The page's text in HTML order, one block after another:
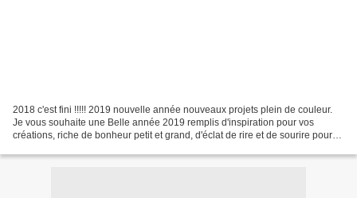
2018 c'est fini !!!!! 2019 nouvelle année nouveaux projets plein de couleur.
Je vous souhaite une Belle année 2019 remplis d'inspiration pour vos
créations, riche de bonheur petit et grand, d'éclat de rire et de sourire pour